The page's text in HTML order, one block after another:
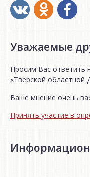
Уважаемые
Просим Вас ответить
«Тверской областной
Ваше мнение очень
Принять участие в